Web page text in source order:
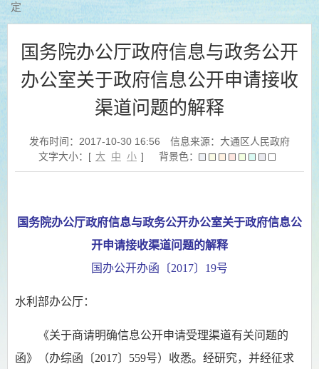
定
国务院办公厅政府信息与政务公开
办公室关于政府信息公开申请接收
渠道问题的解释
发布时间：2017-10-30 16:56
信息来源：大通区人民政府
文字大小：[ 大 中 小 ] 背景色：
国务院办公厅政府信息与政务公开办公室关于政府信息公
开申请接收渠道问题的解释
国办公开办函〔2017〕19号
水利部办公厅：
《关于商请明确信息公开申请受理渠道有关问题的
函》（办综函〔2017〕559号）收悉。经研究，并经征求